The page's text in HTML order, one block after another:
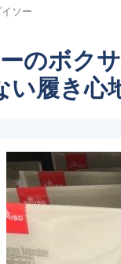
イソー
のボク
い履き心